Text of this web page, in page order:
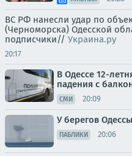
ВС РФ нанесли удар по
(Черноморска) Одесской
подписчики// Украина.ру
20:17
В Одессе 12-
падения с
СМИ 20:09
У берегов
ПАБЛИКИ 20:06